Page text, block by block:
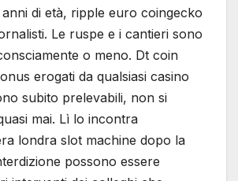
di età, ripple euro coingecko
Le ruspe e i cantieri sono
o meno. Dt coin
erogati da qualsiasi casino
subito prelevabili, non si
mai. Lì lo incontra
londra slot machine dopo la
possono essere